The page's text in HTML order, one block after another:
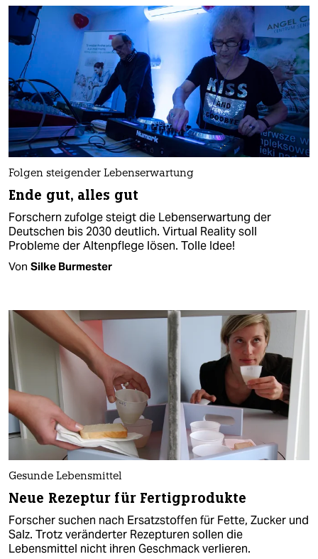
Folgen steigender Lebenserwartung
Ende gut, alles gut
Forschern zufolge steigt die Lebenserwartung der
Deutschen bis 2030 deutlich. Virtual Reality soll
Probleme der Altenpflege lösen. Tolle Idee!
Von Silke Burmester
Gesunde Lebensmittel
Neue Rezeptur für Fertigprodukte
Forscher suchen nach Ersatzstoffen für Fette, Zucker und
Salz. Trotz veränderter Rezepturen sollen die
Lebensmittel nicht ihren Geschmack verlieren.